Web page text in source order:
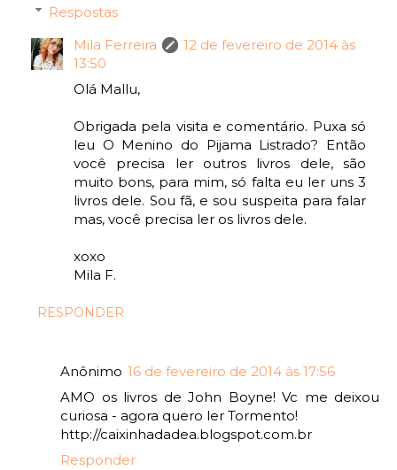
Respostas
Mila Ferreira
12 de fevereiro de 2014 às
13:50
Olá Mallu,
Obrigada pela visita e comentário. Puxa só
leu O Menino do Pijama Listrado? Então
você precisa ler outros livros dele, são
muito bons, para mim, só falta eu ler uns 3
livros dele. Sou fã, e sou suspeita para falar
mas, você precisa ler os livros dele.
xoxo
Mila F.
RESPONDER
Anônimo 16 de fevereiro de 2014 às 17:56
AMO os livros de John Boyne! Vc me deixou
curiosa - agora quero ler Tormento!
http://caixinhadadea.blogspot.com.br
Responder